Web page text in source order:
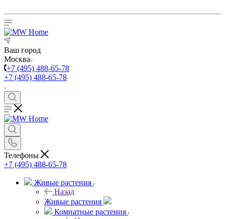
Ваш город
Москва
+7 (495) 488-65-78
+7 (495) 488-65-78
Телефоны
+7 (495) 488-65-78
Живые растения
Назад
Живые растения
Комнатные растения